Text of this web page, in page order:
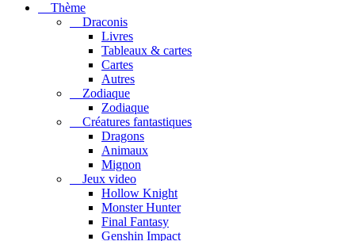
Thème
Draconis
Livres
Tableaux & cartes
Cartes
Autres
Zodiaque
Zodiaque
Créatures fantastiques
Dragons
Animaux
Mignon
Jeux video
Hollow Knight
Monster Hunter
Final Fantasy
Genshin Impact